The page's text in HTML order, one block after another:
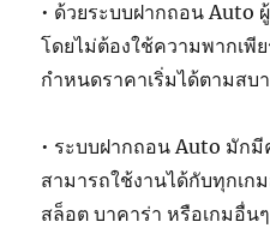
• ด้วยระบบฝากถอน Auto
โดยไม่ต้องใช้ความพากเพี
กำหนดราคาเริ่มได้ตามสบ
• ระบบฝากถอน Auto มัก
สามารถใช้งานได้กับทุกเก
สล็อต บาคาร่า หรือเกมอื่นๆ